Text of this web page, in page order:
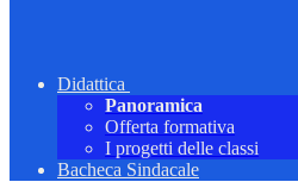
Didattica
Panoramica
Offerta formativa
I progetti delle classi
Bacheca Sindacale